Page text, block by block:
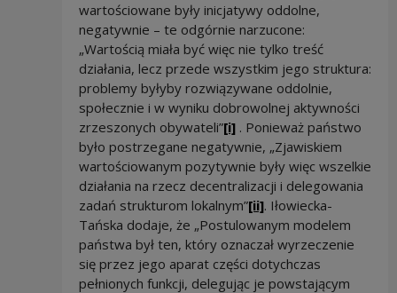
wartościowane były inicjatywy oddolne,
negatywnie – te odgórnie narzucone:
„Wartością miała być więc nie tylko treść
działania, lecz przede wszystkim jego struktura:
problemy byłyby rozwiązywane oddolnie,
społecznie i w wyniku dobrowolnej aktywności
zrzeszonych obywateli”[i]. Ponieważ państwo
było postrzegane negatywnie, „Zjawiskiem
wartościowanym pozytywnie były więc wszelkie
działania na rzecz decentralizacji i delegowania
zadań strukturom lokalnym”[ii]. Iłowiecka-
Tańska dodaje, że „Postulowanym modelem
państwa był ten, który oznaczał wyrzeczenie
się przez jego aparat części dotychczas
pełnionych funkcji, delegując je powstającym